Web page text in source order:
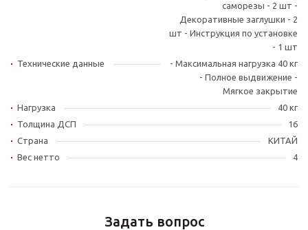
саморезы - 2 шт -
Декоративные заглушки - 2
шт - Инструкция по установке
- 1 шт
Технические данные
- Максимальная нагрузка 40 кг
- Полное выдвижение -
Мягкое закрытие
Нагрузка
40 кг
Толщина ДСП
16
Страна
КИТАЙ
Вес нетто
4
Задать вопрос